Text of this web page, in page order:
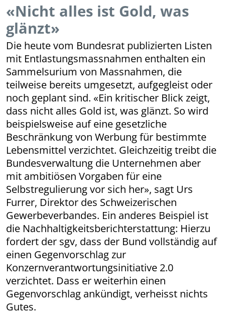
«Nicht alles ist Gold, was
glänzt»
Die heute vom Bundesrat publizierten Listen
mit Entlastungsmassnahmen enthalten ein
Sammelsurium von Massnahmen, die
teilweise bereits umgesetzt, aufgegleist oder
noch geplant sind. «Ein kritischer Blick zeigt,
dass nicht alles Gold ist, was glänzt. So wird
beispielsweise auf eine gesetzliche
Beschränkung von Werbung für bestimmte
Lebensmittel verzichtet. Gleichzeitig treibt die
Bundesverwaltung die Unternehmen aber
mit ambitiösen Vorgaben für eine
Selbstregulierung vor sich her», sagt Urs
Furrer, Direktor des Schweizerischen
Gewerbeverbandes. Ein anderes Beispiel ist
die Nachhaltigkeitsberichterstattung: Hierzu
fordert der sgv, dass der Bund vollständig auf
einen Gegenvorschlag zur
Konzernverantwortungsinitiative 2.0
verzichtet. Dass er weiterhin einen
Gegenvorschlag ankündigt, verheisst nichts
Gutes.